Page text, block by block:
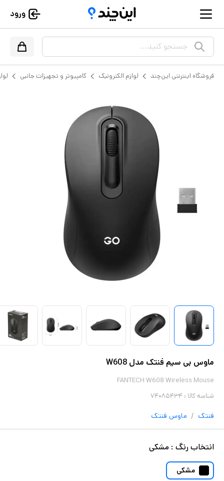
ورود
جستجو کنید...
فروشگاه اینترنتی این‌چند لوازم الکترونیک کامپیوتر و تجهیزات جانبی
ماوس بی سیم فنتک مدل W608
FANTECH W608 Wireless Mouse
شناسه کالا : ۷۴۰۸۵۴۳۴
فنتک / ماوس فنتک
انتخابرنگ : مشکی
مشکی